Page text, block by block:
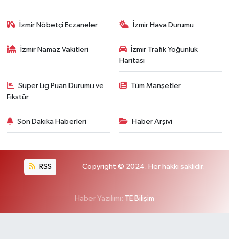
İzmir Nöbetçi Eczaneler İzmir Hava Durumu
İzmir Namaz Vakitleri
İzmir Trafik Yoğunluk
Haritası
Süper Lig Puan Durumu ve
Fikstür
Tüm Manşetler
Son Dakika Haberleri Haber Arşivi
RSS Copyright © 2024. Her hakkı saklıdır.
Haber Yazılımı: TE Bilişim